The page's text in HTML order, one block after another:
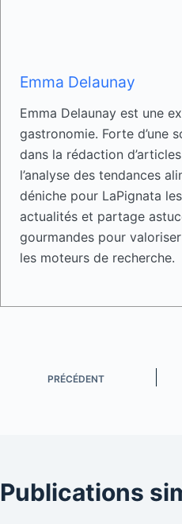
Emma Delaunay
Emma Delaunay est une
gastronomie. Forte d’une
dans la rédaction
l’analyse des tendances
déniche pour LaPignata
actualités et partage
gourmandes pour
les moteurs de recherche.
PRÉCÉDENT
Publications